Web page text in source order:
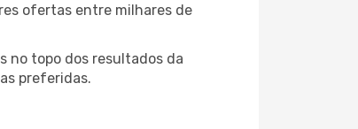
ofertas entre milhares de
no topo dos resultados da
preferidas.